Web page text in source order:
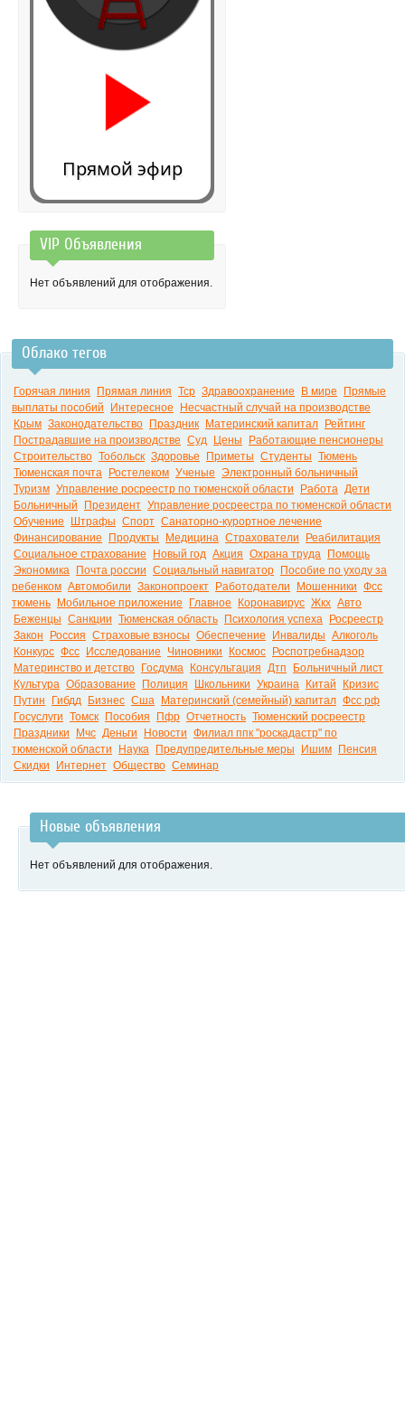
0:00
Прямой эфир
VIP Объявления
Нет объявлений для отображения.
Облако тегов
Горячая линия Прямая линия Тср Здравоохранение В мире
Прямые
выплаты пособий
Интересное
Несчастный случай на производстве
Крым Законодательство Праздник Материнский капитал
Рейтинг
Пострадавшие на производстве Суд Цены
Работающие пенсионеры
Строительство Тобольск Здоровье Приметы Студенты Тюмень
Тюменская почта
Ростелеком Ученые Электронный больничный
Туризм Управление росреестр по тюменской области Работа Дети
Больничный
Президент Управление росреестра по тюменской области
Обучение
Штрафы Спорт Санаторно-курортное лечение
Финансирование
Продукты Медицина Страхователи
Реабилитация
Социальное страхование
Новый год Акция Охрана труда
Помощь
Экономика
Почта россии Социальный навигатор
Пособие по уходу за
ребенком Автомобили Законопроект Работодатели Мошенники Фсс
тюмень
Мобильное приложение Главное Коронавирус Жкх Авто
Беженцы Санкции Тюменская область Психология успеха
Росреестр
Закон
Россия Страховые взносы Обеспечение Инвалиды Алкоголь
Конкурс Фсс Исследование Чиновники Космос
Роспотребнадзор
Материнство и детство
Госдума Консультация Дтп
Больничный лист
Культура Образование Полиция Школьники Украина Китай
Кризис
Путин
Гибдд Бизнес Сша Материнский (семейный) капитал Фсс рф
Госуслуги Томск Пособия Пфр Отчетность Тюменский росреестр
Праздники
Мчс Деньги Новости Филиал ппк "роскадастр" по
тюменской области
Наука Предупредительные меры Ишим
Пенсия
Скидки
Интернет Общество Семинар
Новые объявления
Нет объявлений для отображения.